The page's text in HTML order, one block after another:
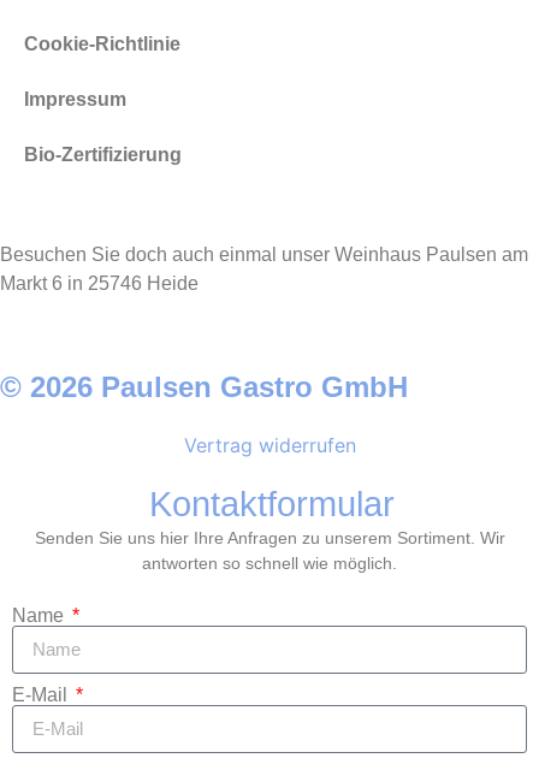
Cookie-Richtlinie
Impressum
Bio-Zertifizierung
Besuchen Sie doch auch einmal unser Weinhaus Paulsen am
Markt 6 in 25746 Heide
© 2026 Paulsen Gastro GmbH
Vertrag widerrufen
Kontaktformular
Senden Sie uns hier Ihre Anfragen zu unserem Sortiment. Wir
antworten so schnell wie möglich.
Name
E-Mail